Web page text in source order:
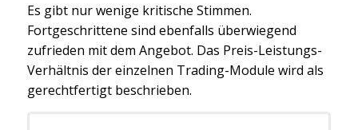
Es gibt nur wenige kritische Stimmen.
Fortgeschrittene sind ebenfalls überwiegend
zufrieden mit dem Angebot. Das Preis-Leistungs-
Verhältnis der einzelnen Trading-Module wird als
gerechtfertigt beschrieben.